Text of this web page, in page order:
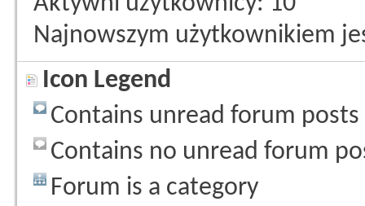
Najnowszym użytkownikiem
Icon Legend
Contains unread forum posts
Contains no unread forum
Forum is a category